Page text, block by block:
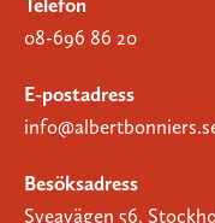
08-696 86 20
E-postadress
Besöksadress
Sveavägen 56,